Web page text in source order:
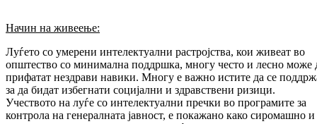
Начин на живеење:
Луѓето со умерени интелектуални растројства, кои живеат во
општество со минимална поддршка, многу често и лесно може
прифатат нездрави навики. Многу е важно истите да се
за да бидат избегнати социјални и здравствени ризици.
Учеството на луѓе со интелектуални пречки во програмите за
контрола на генералната јавност, е покажано како сиромашно и